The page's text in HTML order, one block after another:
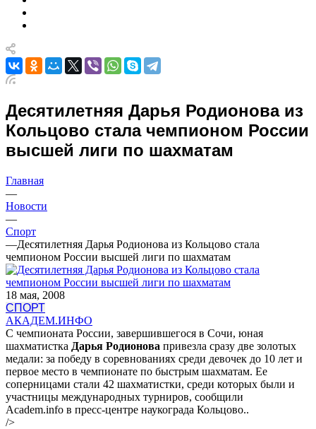
Десятилетняя Дарья Родионова из
Кольцово стала чемпионом России
высшей лиги по шахматам
Главная
—
Новости
—
Спорт
—Десятилетняя Дарья Родионова из Кольцово стала
чемпионом России высшей лиги по шахматам
18 мая, 2008
СПОРТ
АКАДЕМ.ИНФО
С чемпионата России, завершившегося в Сочи, юная
шахматистка Дарья Родионова привезла сразу две золотых
медали: за победу в соревнованиях среди девочек до 10 лет и
первое место в чемпионате по быстрым шахматам. Ее
соперницами стали 42 шахматистки, среди которых были и
участницы международных турниров, сообщили
Academ.info в пресс-центре наукограда Кольцово..
/>